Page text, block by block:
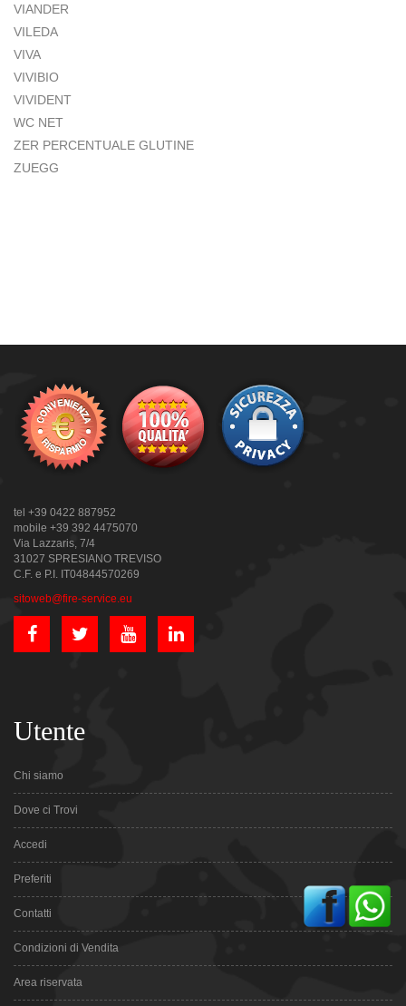
VIANDER
VILEDA
VIVA
VIVIBIO
VIVIDENT
WC NET
ZER PERCENTUALE GLUTINE
ZUEGG
tel +39 0422 887952
mobile +39 392 4475070
Via Lazzaris, 7/4
31027 SPRESIANO TREVISO
C.F. e P.I. IT04844570269
sitoweb@fire-service.eu
Utente
Chi siamo
Dove ci Trovi
Accedi
Preferiti
Contatti
Condizioni di Vendita
Area riservata